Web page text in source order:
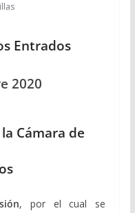
Entrados
2020
Cámara de
, por el cual se